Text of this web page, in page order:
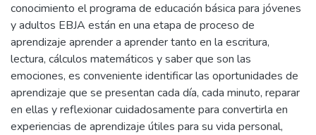
conocimiento el programa de educación básica para jóvenes
y adultos EBJA están en una etapa de proceso de
aprendizaje aprender a aprender tanto en la escritura,
lectura, cálculos matemáticos y saber que son las
emociones, es conveniente identificar las oportunidades de
aprendizaje que se presentan cada día, cada minuto, reparar
en ellas y reflexionar cuidadosamente para convertirla en
experiencias de aprendizaje útiles para su vida personal,